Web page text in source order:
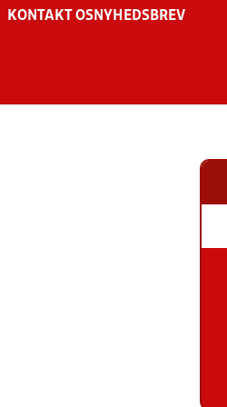
KONTAKT OS NYHEDSBREV